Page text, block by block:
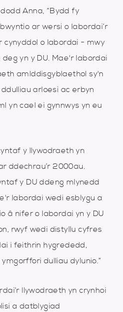
Anna, “Bydd fy
ar wersi o labordai’r
cynyddol o labordai - mwy
yn y DU. Mae'r labordai
amlddisgyblaethol sy'n
arloesi ac erbyn
yn cael ei gynnwys yn eu
y llywodraeth yn
ddechrau’r 2000au.
y DU ddeng mlynedd
labordai wedi esblygu a
â nifer o labordai yn y DU
rwyf wedi distyllu cyfres
i feithrin hygrededd,
dulliau dylunio.”
llywodraeth yn crynhoi
a datblygiad